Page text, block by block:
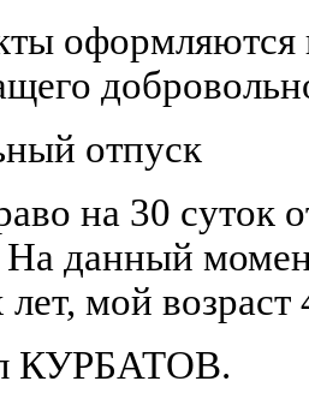
оформляются
отпуск
на 30 суток
На данный
мой возраст
КУРБАТОВ.